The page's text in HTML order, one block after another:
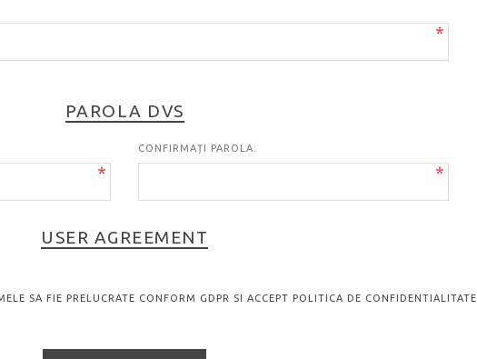
*
PAROLA DVS
*
CONFIRMAȚI PAROLA:
*
USER AGREEMENT
SA FIE PRELUCRATE CONFORM GDPR SI ACCEPT POLITICA DE CONFIDENTIALITATE